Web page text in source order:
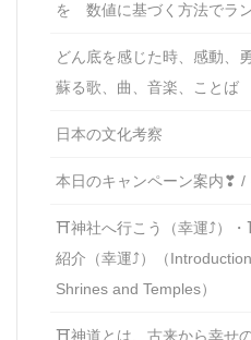
を 数値に基づく方法でラ
どん底を感じた時、感動、
蘇る歌、曲、音楽、ことば
日本の文化考察
本日のキャンペーン案内❣ /
⛩神社へ行こう（幸運⤴）
紹介（幸運⤴）（
Shrines and Temples）
⛩神道とは、古来から幸せ